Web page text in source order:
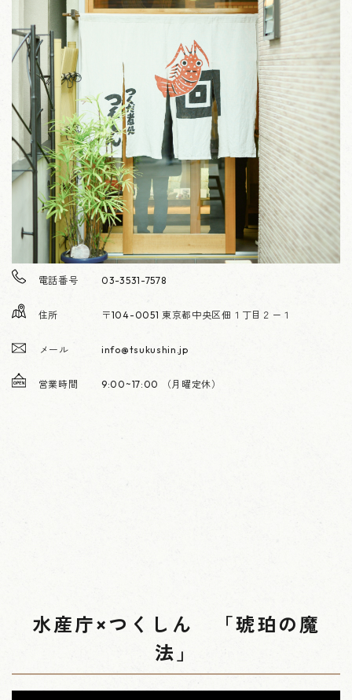
電話番号 03-3531-7578
住所 〒104-0051 東京都中央区佃１丁目２－１
メール info@tsukushin.jp
営業時間 9:00~17:00 （月曜定休）
水産庁×つくしん 「琥珀の魔
法」